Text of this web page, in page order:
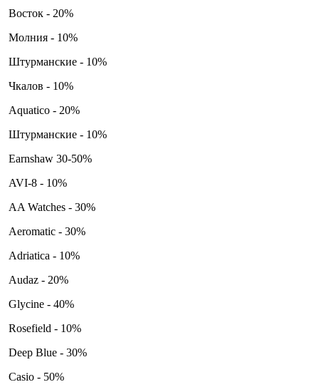
Восток - 20%
Молния - 10%
Штурманские - 10%
Чкалов - 10%
Aquatico - 20%
Штурманские - 10%
Earnshaw 30-50%
AVI-8 - 10%
AA Watches - 30%
Aeromatic - 30%
Adriatica - 10%
Audaz - 20%
Glycine - 40%
Rosefield - 10%
Deep Blue - 30%
Casio - 50%